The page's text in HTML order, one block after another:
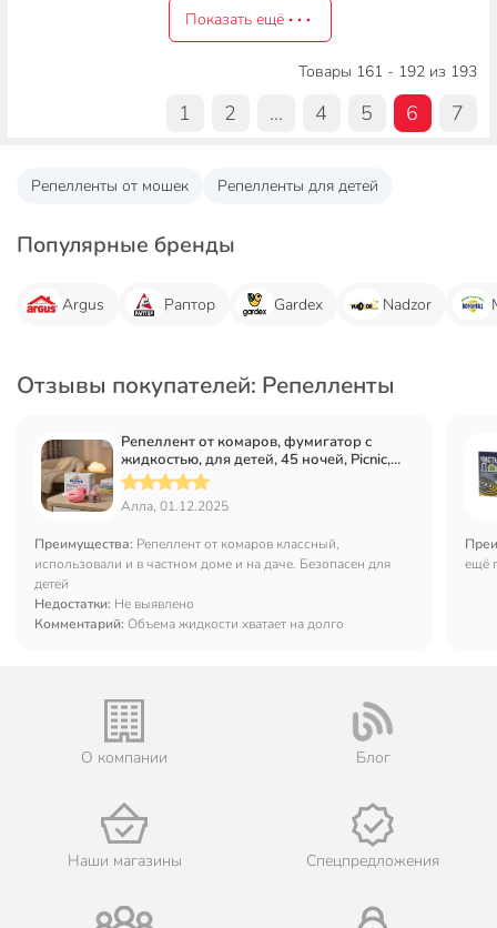
Показать ещё
Товары 161 - 192 из 193
1 2 ... 4 5 6 7
Репелленты от мошек Репелленты для детей
Популярные бренды
Argus Раптор Gardex Nadzor
Отзывы покупателей: Репелленты
Репеллент от комаров, фумигатор с
жидкостью, для детей, 45 ночей, Picnic,
Baby, 30 мл
Алла, 01.12.2025
Преимущества: Репеллент от комаров классный,
использовали и в частном доме и на даче. Безопасен для
детей
Недостатки: Не выявлено
Комментарий: Объема жидкости хватает на долго
ещё
О компании Блог
Наши магазины Спецпредложения